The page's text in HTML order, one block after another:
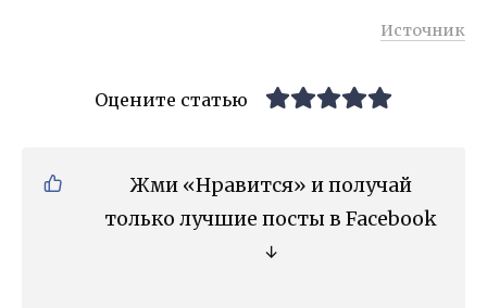
Источник
Оцените статью
Жми «Нравится» и получай
только лучшие посты в Facebook
↓